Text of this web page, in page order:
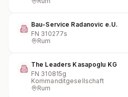
Bau-Service Radanovic e.U.
FN 310277s
Rum
The Leaders Kasapoglu KG
FN 310815g
Kommanditgesellschaft
Rum